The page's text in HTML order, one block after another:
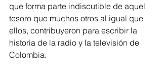
que forma parte indiscutible de aquel
tesoro que muchos otros al igual que
ellos, contribuyeron para escribir la
historia de la radio y la televisión de
Colombia.